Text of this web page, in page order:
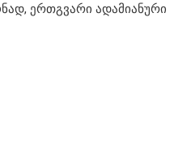
ერთგვარი ადამიანური